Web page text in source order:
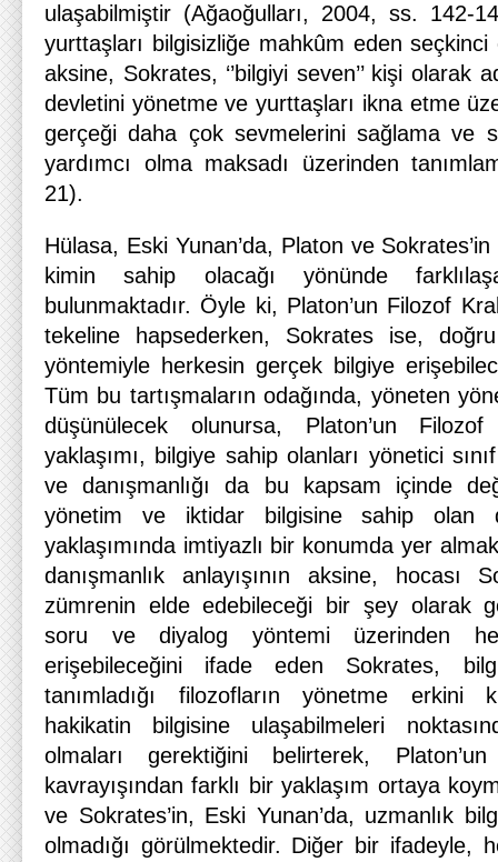
ulaşabilmiştir (Ağaoğulları, 2004, ss. 142-
yurttaşları bilgisizliğe mahkûm eden seçkinci
aksine, Sokrates, ‘’bilgiyi seven’’ kişi olarak
devletini yönetme ve yurttaşları ikna etme
gerçeği daha çok sevmelerini sağlama ve
yardımcı olma maksadı üzerinden
21).
Hülasa, Eski Yunan’da, Platon ve
kimin sahip olacağı yönünde
bulunmaktadır. Öyle ki, Platon’un Filozof
tekeline hapsederken, Sokrates ise,
yöntemiyle herkesin gerçek bilgiye
Tüm bu tartışmaların odağında, yöneten
düşünülecek olunursa, Platon’un
yaklaşımı, bilgiye sahip olanları yönetici
ve danışmanlığı da bu kapsam içinde
yönetim ve iktidar bilgisine sahip olan
yaklaşımında imtiyazlı bir konumda yer
danışmanlık anlayışının aksine,
zümrenin elde edebileceği bir şey olarak
soru ve diyalog yöntemi üzerinden
erişebileceğini ifade eden Sokrates,
tanımladığı filozofların yönetme erkini
hakikatin bilgisine ulaşabilmeleri
olmaları gerektiğini belirterek, Platon’un
kavrayışından farklı bir yaklaşım ortaya
ve Sokrates’in, Eski Yunan’da, uzmanlık
olmadığı görülmektedir. Diğer bir ifadeyle,